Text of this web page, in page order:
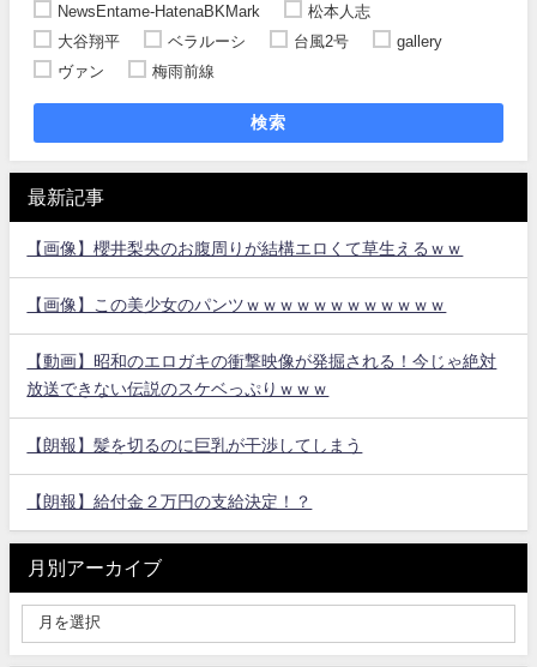
NewsEntame-HatenaBKMark
松本人志
大谷翔平
ベラルーシ 台風2号
gallery
ヴァン
梅雨前線
検索
最新記事
【画像】櫻井梨央のお腹周りが結構エロくて草生えるｗｗ
【画像】この美少女のパンツｗｗｗｗｗｗｗｗｗｗｗｗ
【動画】昭和のエロガキの衝撃映像が発掘される！今じゃ絶対
放送できない伝説のスケベっぷりｗｗｗ
【朗報】髪を切るのに巨乳が干渉してしまう
【朗報】給付金２万円の支給決定！？
月別アーカイブ